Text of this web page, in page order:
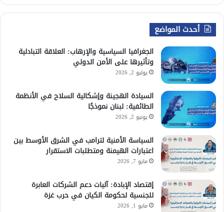
أحدث المواضع
الجغرافيا السياسية والإرهاب: العلاقة التبادلية
وتأثيرها على الأمن الدولي
يوليو 2, 2026
السيادة الهجينة وإشكالية السلاح في الأنظمة
الطائفية: لبنان نموذجًا
يونيو 2, 2026
السياسة الأمنية لترامب في الشرق الأوسط بين
اعتبارات الهيمنة ومتطلبات الاستقرار
مايو 7, 2026
إقتصاد الإبادة: آليات دعم الشركات العابرة
للجنسية لحكومة الكيان في حرب غزة
مايو 1, 2026